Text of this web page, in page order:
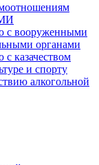
с вооруженными
органами
казачеством
и спорту
алкогольной